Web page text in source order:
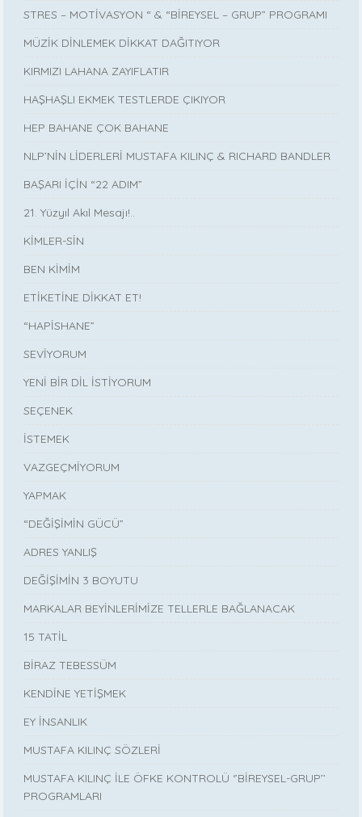
STRES – MOTİVASYON “ & “BİREYSEL – GRUP” PROGRAMI
MÜZİK DİNLEMEK DİKKAT DAĞITIYOR
KIRMIZI LAHANA ZAYIFLATIR
HAŞHAŞLI EKMEK TESTLERDE ÇIKIYOR
HEP BAHANE ÇOK BAHANE
NLP’NİN LİDERLERİ MUSTAFA KILINÇ & RICHARD BANDLER
BAŞARI İÇİN “22 ADIM”
21. Yüzyıl Akıl Mesajı!..
KİMLER-SİN
BEN KİMİM
ETİKETİNE DİKKAT ET!
“HAPİSHANE”
SEVİYORUM
YENİ BİR DİL İSTİYORUM
SEÇENEK
İSTEMEK
VAZGEÇMİYORUM
YAPMAK
“DEĞİŞİMİN GÜCÜ”
ADRES YANLIŞ
DEĞİŞİMİN 3 BOYUTU
MARKALAR BEYİNLERİMİZE TELLERLE BAĞLANACAK
15 TATİL
BİRAZ TEBESSÜM
KENDİNE YETİŞMEK
EY İNSANLIK
MUSTAFA KILINÇ SÖZLERİ
MUSTAFA KILINÇ İLE ÖFKE KONTROLÜ ‘’BİREYSEL-GRUP’’
PROGRAMLARI